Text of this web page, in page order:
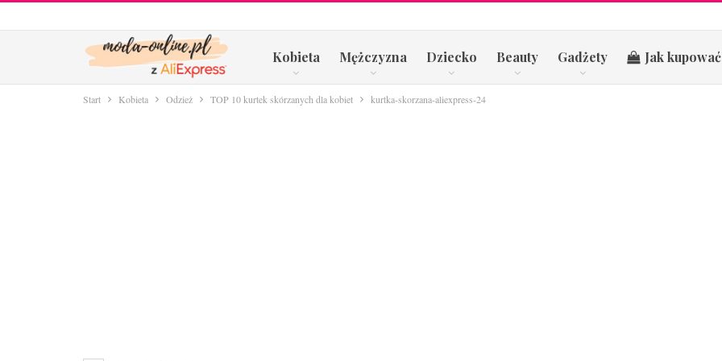
Kobieta Mężczyzna Dziecko Beauty Gadżety Jak
Start Kobieta Odzież TOP 10 kurtek skórzanych dla kobiet kurtka-skorzana-aliexpress-24